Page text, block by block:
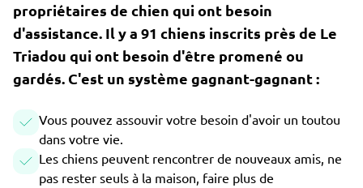
propriétaires de chien qui ont besoin
d'assistance. Il y a 91 chiens inscrits près de Le
Triadou qui ont besoin d'être promené ou
gardés. C'est un système gagnant-gagnant :
Vous pouvez assouvir votre besoin d'avoir un toutou
dans votre vie.
Les chiens peuvent rencontrer de nouveaux amis, ne
pas rester seuls à la maison, faire plus de